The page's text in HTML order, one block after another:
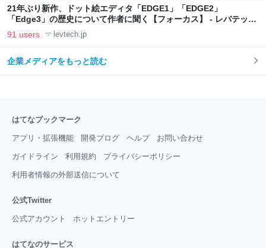
21年ぶり新作、ドット絵エディタ「EDGE1」「EDGE2」
「Edge3」の歴史について作者に聞く【フォーカス】 - レバテック
LAB
91 users levtech.jp
企業メディアをもっと読む
はてなブックマーク
アプリ・拡張機能 開発ブログ ヘルプ お問い合わせ
ガイドライン 利用規約 プライバシーポリシー
利用者情報の外部送信について
公式Twitter
公式アカウント ホットエントリー
はてなのサービス